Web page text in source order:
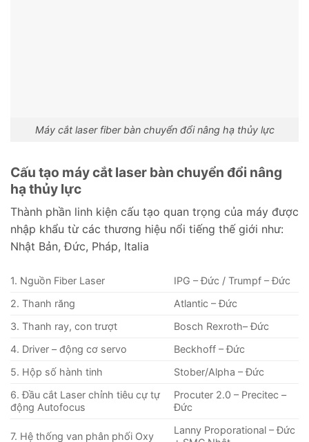
Máy cắt laser fiber bàn chuyển đổi nâng hạ thủy lực
Cấu tạo máy cắt laser bàn chuyển đổi nâng
hạ thủy lực
Thành phần linh kiện cấu tạo quan trọng của máy được
nhập khẩu từ các thương hiệu nổi tiếng thế giới như:
Nhật Bản, Đức, Pháp, Italia
1. Nguồn Fiber Laser
IPG – Đức / Trumpf – Đức
2. Thanh răng
Atlantic – Đức
3. Thanh ray, con trượt
Bosch Rexroth– Đức
4. Driver – động cơ servo
Beckhoff – Đức
5. Hộp số hành tinh
Stober/Alpha – Đức
6. Đầu cắt Laser chỉnh tiêu cự tự
động Autofocus
Procuter 2.0 – Precitec –
Đức
7. Hệ thống van phân phối Oxy
Lanny Proporational – Đức